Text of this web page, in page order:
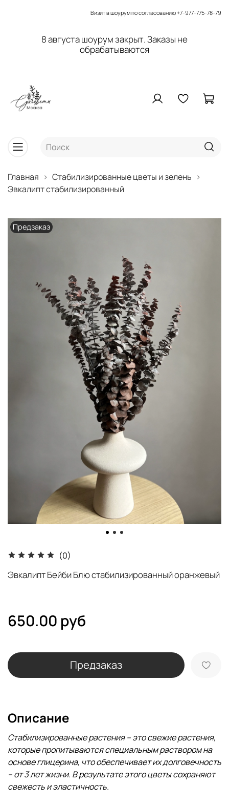
Визит в шоурум по согласованию+7-977-775-78-79
8 августа шоурум закрыт. Заказы не
обрабатываются
Главная
Стабилизированные цветы и зелень
Эвкалипт стабилизированный
Предзаказ
(0)
Эвкалипт Бейби Блю стабилизированный оранжевый
650.00 руб
Предзаказ
Описание
Стабилизированные растения – это свежие растения,
которые пропитываются специальным раствором на
основе глицерина, что обеспечивает их долговечность
– от 3 лет жизни. В результате этого цветы сохраняют
свежесть и эластичность.